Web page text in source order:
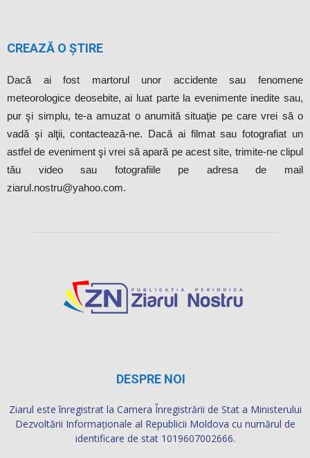
CREAZĂ O ȘTIRE
Dacă ai fost martorul unor accidente sau fenomene
meteorologice deosebite, ai luat parte la evenimente inedite sau,
pur şi simplu, te-a amuzat o anumită situaţie pe care vrei să o
vadă şi alţii, contactează-ne. Dacă ai filmat sau fotografiat un
astfel de eveniment şi vrei să apară pe acest site, trimite-ne clipul
tău video sau fotografiile pe adresa de mail
ziarul.nostru@yahoo.com.
DESPRE NOI
Ziarul este înregistrat la Camera Înregistrării de Stat a Ministerului
Dezvoltării Informaţionale al Republicii Moldova cu numărul de
identificare de stat 1019607002666.